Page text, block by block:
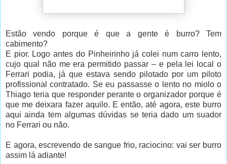
Estão vendo porque é que a gente é burro? Tem
cabimento?
E pior. Logo antes do Pinheirinho já colei num carro lento,
cujo qual não me era permitido passar – e pela lei local o
Ferrari podia, já que estava sendo pilotado por um piloto
profissional contratado. Se eu passasse o lento no miolo o
Thiago teria que responder perante o organizador porque é
que me deixara fazer aquilo. E então, até agora, este burro
aqui ainda tem algumas dúvidas se teria dado um suador
no Ferrari ou não.
E agora, escrevendo de sangue frio, raciocino: vai ser burro
assim lá adiante!